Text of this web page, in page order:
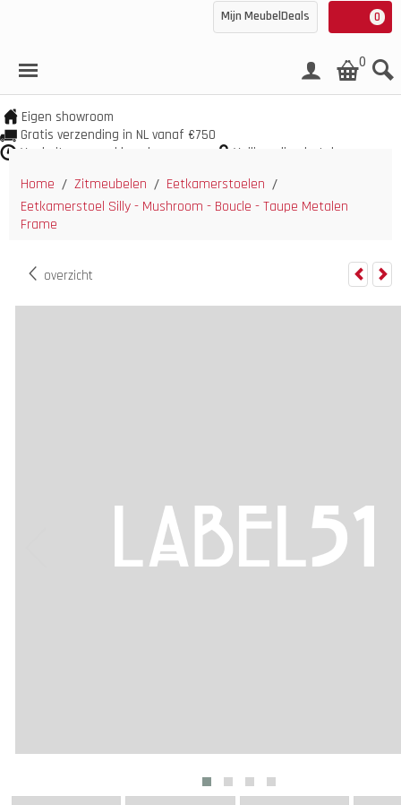
0
Mijn MeubelDeals
0
Eigen showroom
Gratis verzending in NL vanaf €750
Veel uit voorraad leverbaar
Veilig online betalen
Home / Zitmeubelen / Eetkamerstoelen /
Eetkamerstoel Silly - Mushroom - Boucle - Taupe Metalen
Frame
overzicht